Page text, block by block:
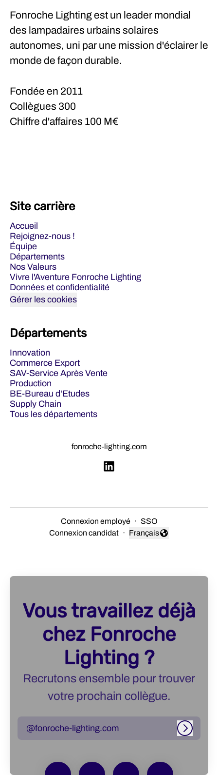
Fonroche Lighting est un leader mondial
des lampadaires urbains solaires
autonomes, uni par une mission d'éclairer le
monde de façon durable.
Fondée en 2011
Collègues 300
Chiffre d'affaires 100 M€
Site carrière
Accueil
Rejoignez-nous !
Équipe
Départements
Nos Valeurs
Vivre l'Aventure Fonroche Lighting
Données et confidentialité
Gérer les cookies
Départements
Innovation
Commerce Export
SAV-Service Après Vente
Production
BE-Bureau d'Etudes
Supply Chain
Tous les départements
fonroche-lighting.com
Connexion employé · SSO
Connexion candidat ·
Changer la langue
Français
Vous travaillez déjà
chez Fonroche
Lighting ?
Recrutons ensemble pour trouver
votre prochain collègue.
@fonroche-lighting.com